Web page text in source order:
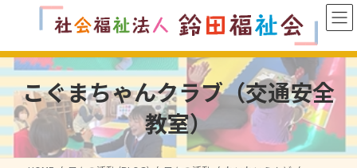
ン
ツ
へ
ス
キ
ッ
プ
ー
シ
ョ
ン
に
移
動
こぐまちゃんクラブ（交通安全
教室）